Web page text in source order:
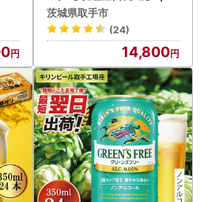
番搾り 生 ビール スピード
茨城県 取手市（ZC001-1
）
茨城県取手市
(24)
14,800